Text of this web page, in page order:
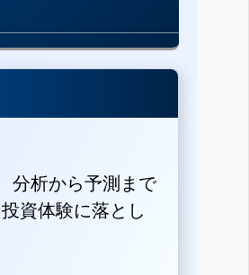
分析から予測まで
資体験に落とし